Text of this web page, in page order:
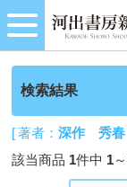
検索結果
[ 著者：深作 秀春
該当商品 1件中 1～